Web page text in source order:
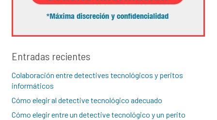
Entradas recientes
Colaboración entre detectives tecnológicos y peritos
informáticos
Cómo elegir al detective tecnológico adecuado
Cómo elegir entre un detective tecnológico y un perito